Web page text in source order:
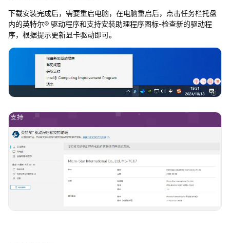
下载安装完成后，需要重启电脑，在电脑重启后，点击任务栏托盘
内的英特尔® 驱动程序和支持安装助理程序图标-检查新的驱动程
序，根据提示更新显卡驱动即可。